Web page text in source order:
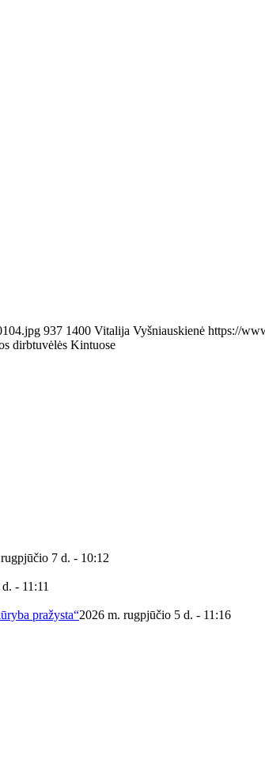
937 1400 Vitalija Vyšniauskienė https://
dirbtuvėlės Kintuose
7 d. - 10:12
- 11:11
pražysta“2026 m. rugpjūčio 5 d. - 11:16